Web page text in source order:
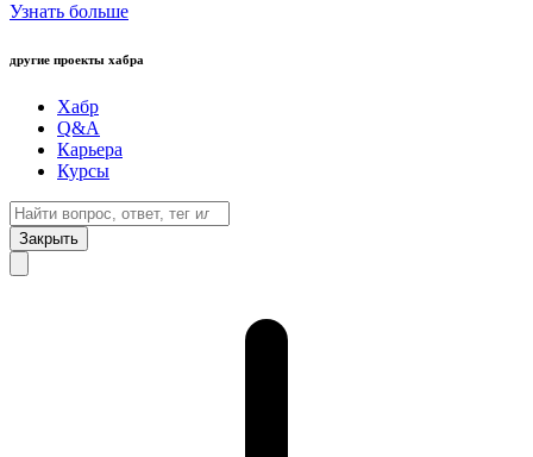
Узнать больше
другие проекты хабра
Хабр
Q&A
Карьера
Курсы
Закрыть